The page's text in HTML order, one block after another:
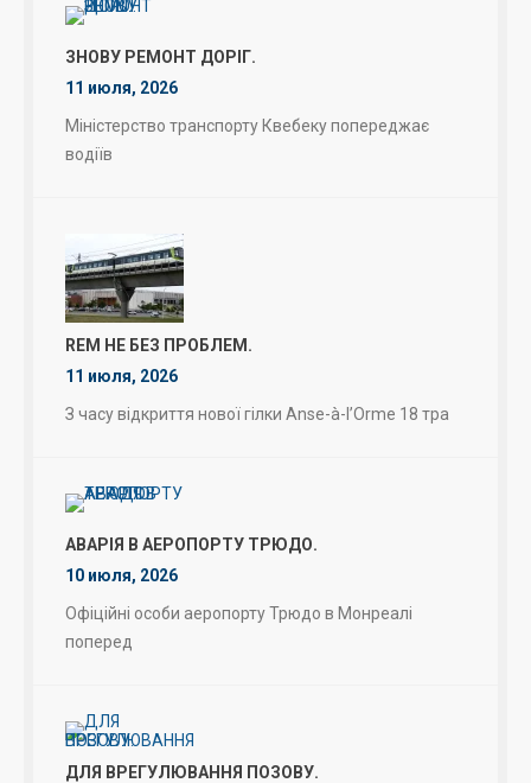
ЗНОВУ РЕМОНТ ДОРІГ.
11 июля, 2026
Міністерство транспорту Квебеку попереджає
водіїв
REM НЕ БЕЗ ПРОБЛЕМ.
11 июля, 2026
З часу відкриття нової гілки Anse-à-l’Orme 18 тра
АВАРІЯ В АЕРОПОРТУ ТРЮДО.
10 июля, 2026
Офіційні особи аеропорту Трюдо в Монреалі
поперед
ДЛЯ ВРЕГУЛЮВАННЯ ПОЗОВУ.